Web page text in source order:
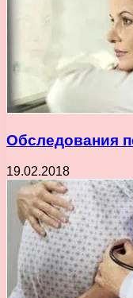
Обследования
19.02.2018